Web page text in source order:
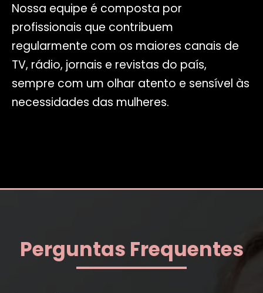
Nossa equipe é composta por
profissionais que contribuem
regularmente com os maiores canais de
TV, rádio, jornais e revistas do país,
sempre com um olhar atento e sensível às
necessidades das mulheres.
Perguntas Frequentes